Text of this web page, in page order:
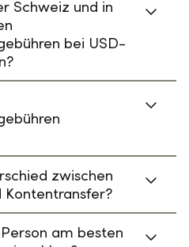
Schweiz und in
bei USD-
zwischen
Kontentransfer?
am besten